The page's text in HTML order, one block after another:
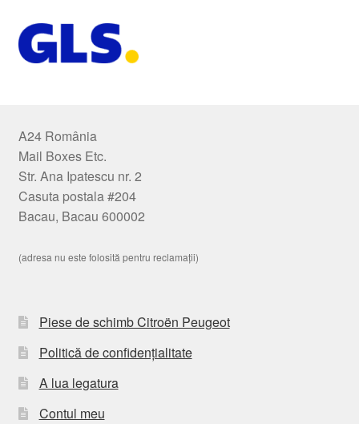
A24 România
Mail Boxes Etc.
Str. Ana Ipatescu nr. 2
Casuta postala #204
Bacau, Bacau 600002
(adresa nu este folosită pentru reclamații)
Piese de schimb Citroën Peugeot
Politică de confidențialitate
A lua legatura
Contul meu